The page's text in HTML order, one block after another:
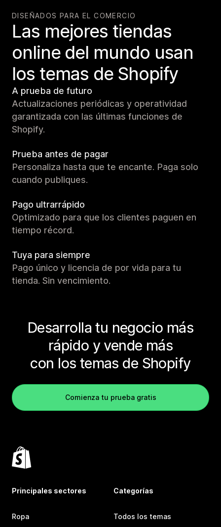
DISEÑADOS PARA EL COMERCIO
Las mejores tiendas
online del mundo usan
los temas de Shopify
A prueba de futuro
Actualizaciones periódicas y operatividad
garantizada con las últimas funciones de
Shopify.
Prueba antes de pagar
Personaliza hasta que te encante. Paga solo
cuando publiques.
Pago ultrarrápido
Optimizado para que los clientes paguen en
tiempo récord.
Tuya para siempre
Pago único y licencia de por vida para tu
tienda. Sin vencimiento.
Desarrolla tu negocio más
rápido y vende más
con los temas de Shopify
Comienza tu prueba gratis
Principales sectores
Ropa
Categorías
Todos los temas